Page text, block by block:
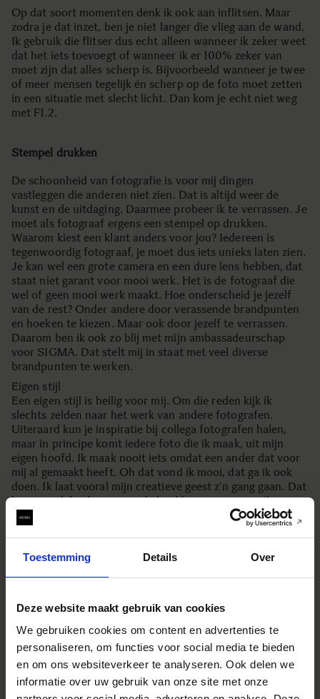
Toestemming Details Over
Deze website maakt gebruik van cookies
We gebruiken cookies om content en advertenties te
personaliseren, om functies voor social media te bieden
en om ons websiteverkeer te analyseren. Ook delen we
informatie over uw gebruik van onze site met onze
Op dat soort momenten denk ik ook aan inflitsen. Maar
zodra je dat inzet, ben je niet langer die vlieg aan de wand.
Ik gebruik die flitser dus echt alleen wanneer ik zeker weet
dat het iets toevoegt of wanneer ik er 100% zeker van
moet zijn dat alles scherp is. Bijvoorbeeld wanneer je twee
of meer mensen tegelijk én scherp op de foto moet zetten
in een situatie met slecht licht. Dan kom je echt niet weg
met F1.2.
Stempel drukken
De schoonheid van fotografie is voor mij dingen
vastleggen die anderen niet zien. Dat is altijd weer de
kunst en de uitdaging. Daarmee probeer ik te verrassen. Je
moet als fotograaf ergens een stempel op drukken.
Waarom kiest een klant anders voor jou? Iedereen is
tegenwoordig fotograaf, je moet dus iets unieks laten zien.
Je kan wel een grote camera en een dure lens hebben, dat
staat niet garant voor mooi werk. Het is de fotograaf die
wel of geen mooi werk maakt. Hoe onderscheid je jezelf
van de rest? Onder andere door verassende brandpunten
en hoeken te kiezen. Maar ook door jezelf te verrassen.
Daarom ben ik ook zo blij met mijn ambassadeurschap
voor SIGMA. Dat stelt mij in staat met veel diverse
brandpunten te werken.
Eigen stijl
Een eigen stijl is heilig voor mij. Om die reden kijk ik
slechts zelden naar het werk van andere fotografen.
Uiteraard kun je inspiratie bij collega fotografen halen,
maar in principe komt iedere foto die ik maak, uit mijn
eigen hoofd. Ik maak nooit iets omdat een ander dat voor
mij al gemaakt heeft. Oh dat vond ik mooi, dat ga ik ook
doen. Ik laat vooral mijn creatieve geest z’n gang gaan. Dat
levert vaak heel verrassende beelden op waarmee ik
anderen inspireer. Dat krijg ik vaak terug en dat is
ontzettend leuk. Ik ben ook altijd bezig met licht. Waar ik
En dan denk ik: hier kan ik dit of dat maken. Dat moet je
mijn eigen hoofd.”
Bekijk meer beelden van Wouter van deze dag: